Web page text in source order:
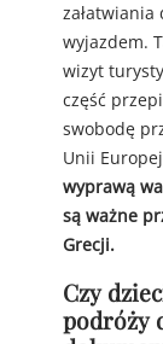
wyjazdem.
wizyt
część
swobodę
Unii
wyprawą
są ważne
Grecji.
Czy
podróży